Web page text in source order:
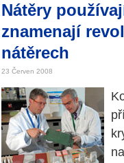
Nátěry
znamenají
nátěrech
23 Červen 2008